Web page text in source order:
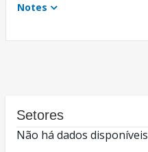
Notes
Setores
Não há dados disponíveis